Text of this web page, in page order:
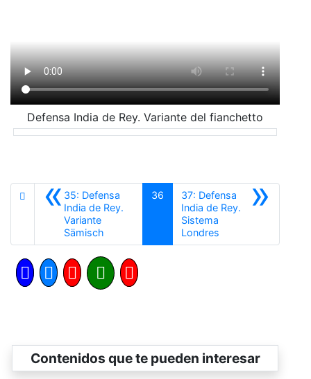
Defensa India de Rey. Variante del fianchetto
«35: Defensa
India de Rey.
Variante
Sämisch
36 »
37: Defensa
India de Rey.
Sistema
LondresSiguiente
Contenidos que te pueden interesar